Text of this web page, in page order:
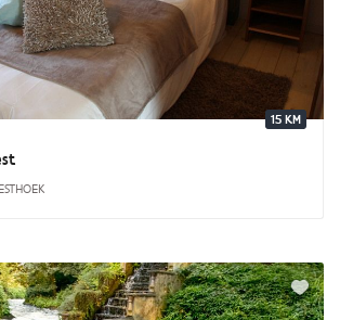
15 KM